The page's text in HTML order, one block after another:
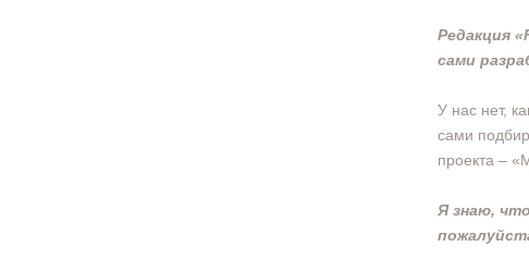
Редакция
сами
У нас нет,
сами
проекта –
Я знаю,